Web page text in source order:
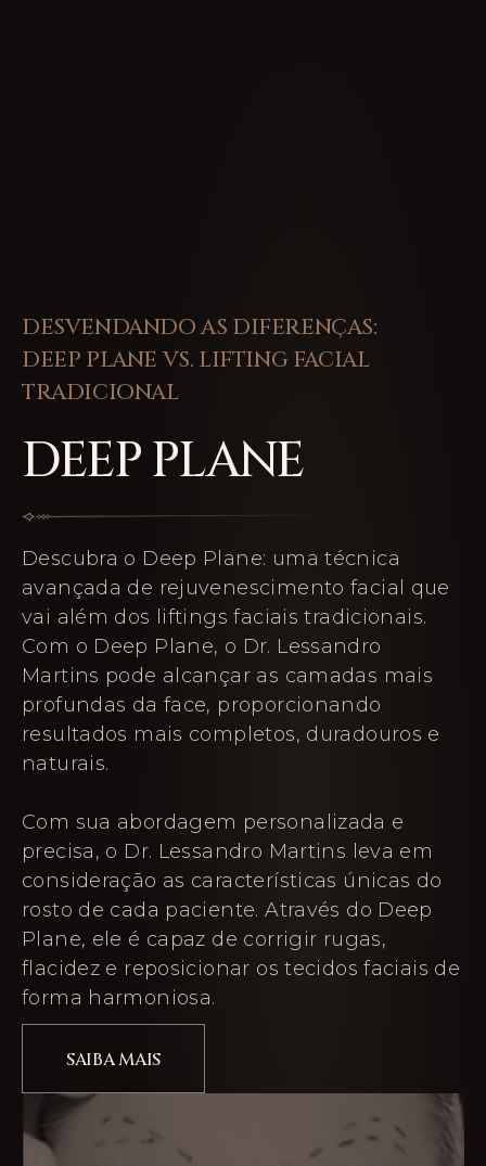
DESVENDANDO AS DIFERENÇAS:
DEEP PLANE VS. LIFTING FACIAL
TRADICIONAL
DEEP PLANE
Descubra o Deep Plane: uma técnica
avançada de rejuvenescimento facial que
vai além dos liftings faciais tradicionais.
Com o Deep Plane, o Dr. Lessandro
Martins pode alcançar as camadas mais
profundas da face, proporcionando
resultados mais completos, duradouros e
naturais.
Com sua abordagem personalizada e
precisa, o Dr. Lessandro Martins leva em
consideração as características únicas do
rosto de cada paciente. Através do Deep
Plane, ele é capaz de corrigir rugas,
flacidez e reposicionar os tecidos faciais de
forma harmoniosa.
SAIBA MAIS